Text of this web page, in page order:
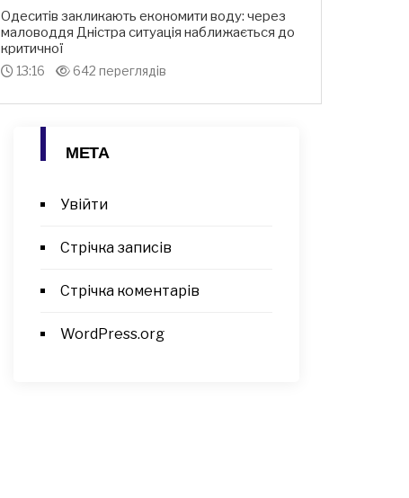
Одеситів закликають економити воду: через
маловоддя Дністра ситуація наближається до
критичної
13:16 642 переглядів
МЕТА
Увійти
Стрічка записів
Стрічка коментарів
WordPress.org